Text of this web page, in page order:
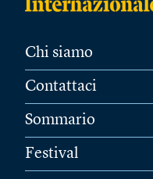
Chi siamo
Contattaci
Sommario
Festival